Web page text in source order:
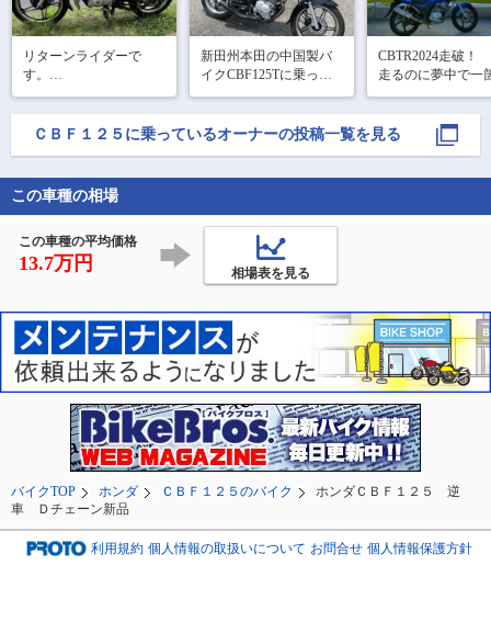
リターンライダーで
す。
中華製バイクですが、
コスパ最高です。
新田州本田の中国製バ
イクCBF125Tに乗って
ます。珍しいバイクで
す😀
CBTR2024走破！
走るのに夢中で一
しかバイクの写真
てませんでした
ＣＢＦ１２５ に乗っているオーナーの投稿一覧を見る
この車種の相場
この車種の平均価格
13.7万円 相場表を見る
バイクTOP ホンダ ＣＢＦ１２５のバイク
ホンダＣＢＦ１２５ 逆
車 Ｄチェーン新品
利用規約 個人情報の取扱いについて お問合せ 個人情報保護方針